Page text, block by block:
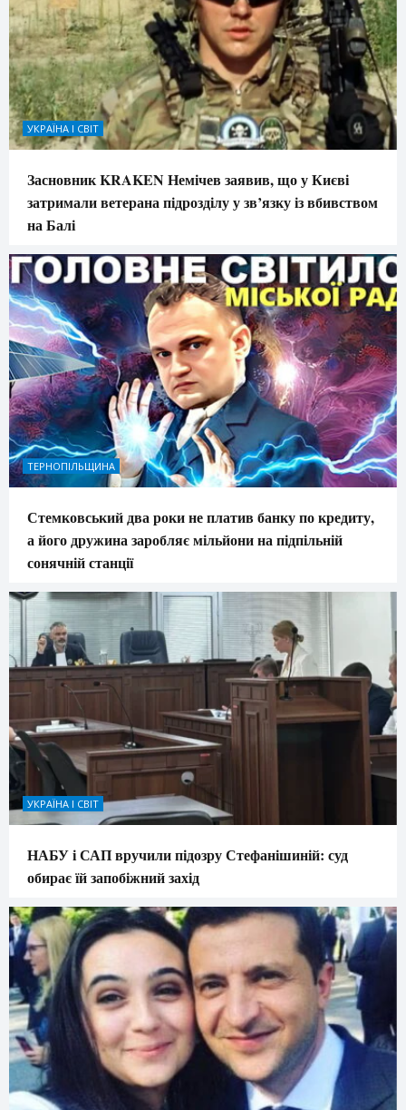
УКРАЇНА І СВІТ
Засновник KRAKEN Немічев заявив, що у Києві
затримали ветерана підрозділу у зв’язку із вбивством
на Балі
ТЕРНОПІЛЬЩИНА
Стемковський два роки не платив банку по кредиту,
а його дружина заробляє мільйони на підпільній
сонячній станції
УКРАЇНА І СВІТ
НАБУ і САП вручили підозру Стефанішиній: суд
обирає їй запобіжний захід